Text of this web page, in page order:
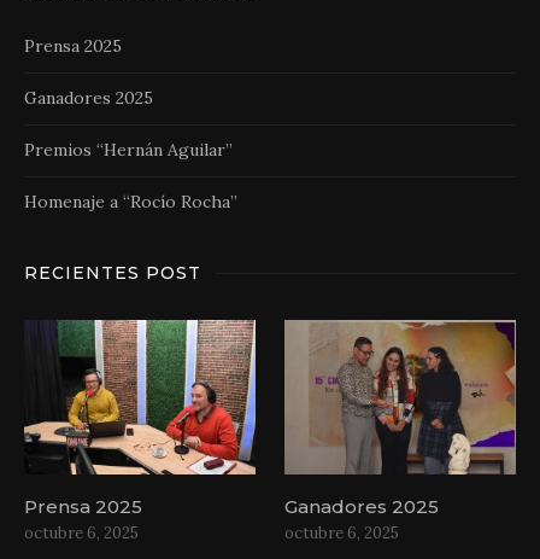
Prensa 2025
Ganadores 2025
Premios “Hernán Aguilar”
Homenaje a “Rocío Rocha”
RECIENTES POST
Prensa 2025
octubre 6, 2025
Ganadores 2025
octubre 6, 2025